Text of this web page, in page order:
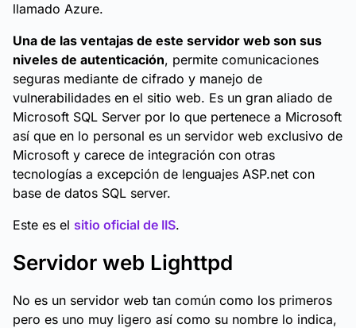
llamado Azure.
Una de las ventajas de este servidor web son sus
niveles de autenticación, permite comunicaciones
seguras mediante de cifrado y manejo de
vulnerabilidades en el sitio web. Es un gran aliado de
Microsoft SQL Server por lo que pertenece a Microsoft
así que en lo personal es un servidor web exclusivo de
Microsoft y carece de integración con otras
tecnologías a excepción de lenguajes ASP.net con
base de datos SQL server.
Este es el sitio oficial de IIS.
Servidor web Lighttpd
No es un servidor web tan común como los primeros
pero es uno muy ligero así como su nombre lo indica,